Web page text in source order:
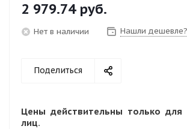
2 979.74руб.
Нет в наличии Нашли дешевле?
Поделиться
Цены действительны только для
лиц.